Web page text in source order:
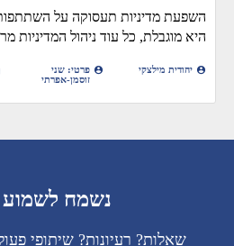
השפעת מדיניות תעסוקה על
היא מוגבלת, כל עוד ניהול המדיניות
יהודית מילצקי
פרטי: שני
זוסמן-אפרתי
נשמח
שאלות? רעיונות? שיתופי